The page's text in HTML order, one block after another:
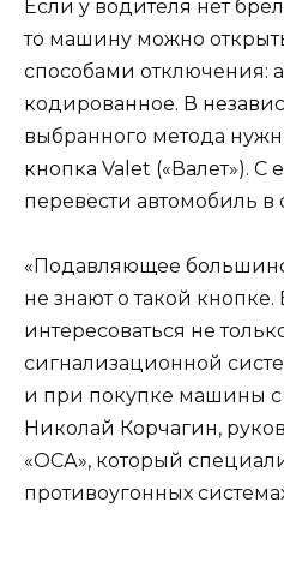
Если у водителя нет
то машину можно
способами отключения:
кодированное. В
выбранного метода
кнопка Valet («Валет»).
перевести автомобиль
«Подавляющее
не знают о такой
интересоваться не
сигнализационной
и при покупке машины с
Николай Корчагин,
«ОСА», который
противоугонных